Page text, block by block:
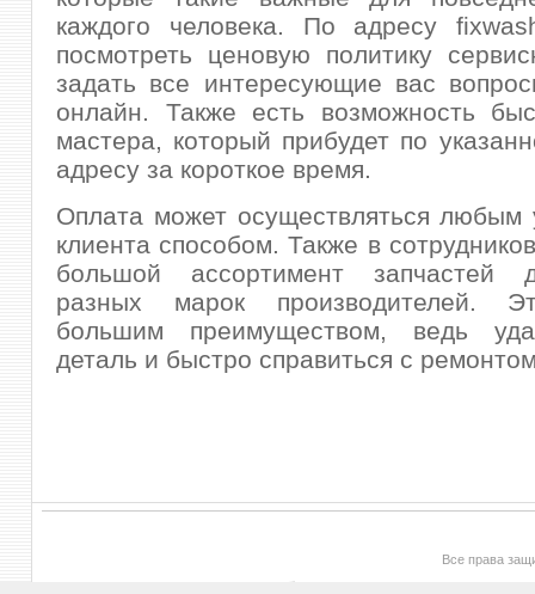
каждого человека. По адресу
посмотреть ценовую политику
задать все интересующие вас
онлайн. Также есть возможность
мастера, который прибудет по
адресу за короткое время.
Оплата может осуществляться любым
клиента способом. Также в
большой ассортимент запчастей
разных марок производителей.
большим преимуществом, ведь
деталь и быстро справиться с
Все права